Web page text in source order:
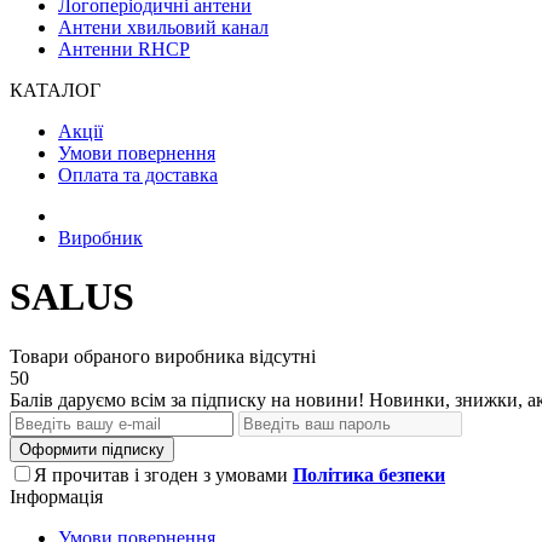
Логоперіодичні антени
Антени хвильовий канал
Антенни RHCP
КАТАЛОГ
Акції
Умови повернення
Оплата та доставка
Виробник
SALUS
Товари обраного виробника відсутні
50
Балів даруємо всім за підписку на новини! Новинки, знижки,
Оформити підписку
Я прочитав і згоден з умовами Політика безпеки
Інформація
Умови повернення